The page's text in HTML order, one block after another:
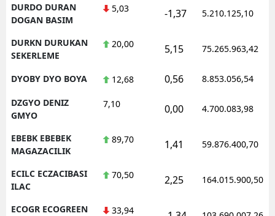
DURDO DURAN
DOGAN BASIM
5,03 -1,37 5.210.125,10
DURKN DURUKAN
SEKERLEME
20,00 5,15 75.265.963,42
DYOBY DYO BOYA 12,68 0,56 8.853.056,54
DZGYO DENIZ
GMYO
7,10 0,00 4.700.083,98
EBEBK EBEBEK
MAGAZACILIK
89,70 1,41 59.876.400,70
ECILC ECZACIBASI
ILAC
70,50 2,25 164.015.900,50
ECOGR ECOGREEN
33,94